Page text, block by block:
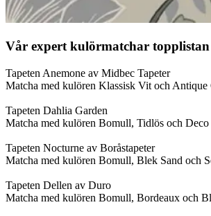
Vår expert kulörmatchar topplistan
Tapeten Anemone av Midbec Tapeter
Matcha med kulören Klassisk Vit och Antique
Tapeten Dahlia Garden
Matcha med kulören Bomull, Tidlös och
Tapeten Nocturne av Boråstapeter
Matcha med kulören Bomull, Blek Sand och
Tapeten Dellen av Duro
Matcha med kulören Bomull, Bordeaux och